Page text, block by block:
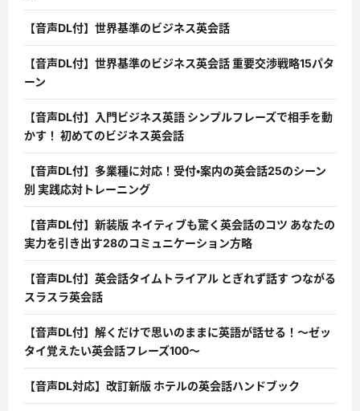
【音声DL付】世界基準のビジネス英会話
【音声DL付】世界基準のビジネス英会話 重要交渉戦略15パタ
ーン
【音声DL付】入門ビジネス英語 シンプルフレーズで相手を動
かす！ 初めてのビジネス英会話
【音声DL付】多業種に対応！受付・案内の英会話25のシーン
別 実践応対トレーニング
【音声DL付】新装版 ネイティブも驚く英会話のコツ あなたの
実力を引き出す28のコミュニケーション方略
【音声DL付】英会話タイムトライアル とぎれず話す つながる
スラスラ英会話
【音声DL付】解くだけで思いのままに英語が話せる！〜ゼッ
タイ覚えたい英会話フレーズ100〜
【音声DL対応】改訂新版 ホテルの英会話ハンドブック